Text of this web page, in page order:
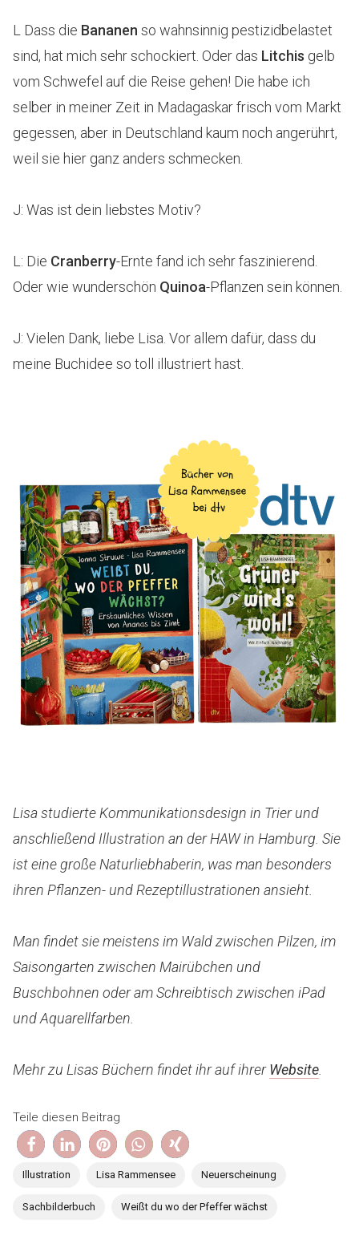
L Dass die Bananen so wahnsinnig pestizidbelastet
sind, hat mich sehr schockiert. Oder das Litchis gelb
vom Schwefel auf die Reise gehen! Die habe ich
selber in meiner Zeit in Madagaskar frisch vom Markt
gegessen, aber in Deutschland kaum noch angerührt,
weil sie hier ganz anders schmecken.
J: Was ist dein liebstes Motiv?
L: Die Cranberry-Ernte fand ich sehr faszinierend.
Oder wie wunderschön Quinoa-Pflanzen sein können.
J: Vielen Dank, liebe Lisa. Vor allem dafür, dass du
meine Buchidee so toll illustriert hast.
Lisa studierte Kommunikationsdesign in Trier und
anschließend Illustration an der HAW in Hamburg. Sie
ist eine große Naturliebhaberin, was man besonders
ihren Pflanzen- und Rezeptillustrationen ansieht.
Man findet sie meistens im Wald zwischen Pilzen, im
Saisongarten zwischen Mairübchen und
Buschbohnen oder am Schreibtisch zwischen iPad
und Aquarellfarben.
Mehr zu Lisas Büchern findet ihr auf ihrerWebsite
Teile diesen Beitrag
Illustration Lisa Rammensee Neuerscheinung
Sachbilderbuch Weißt du wo der Pfeffer wächst